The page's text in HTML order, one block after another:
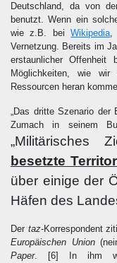
Deutschland, da von
benutzt. Wenn ein
wie z.B. beiWikipedia,
Vernetzung. Bereits im
erstaunlicher
Möglichkeiten, wie
Ressourcen heran
„Das dritte Szenario der
Zumach in seinem
„Militärisches
besetzte
über einige der
Häfen des
Der taz-Korrespondent
Europäischen Union
Paper. [6]
In ihm